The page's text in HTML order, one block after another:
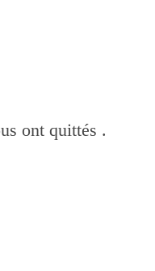
ont quittés .